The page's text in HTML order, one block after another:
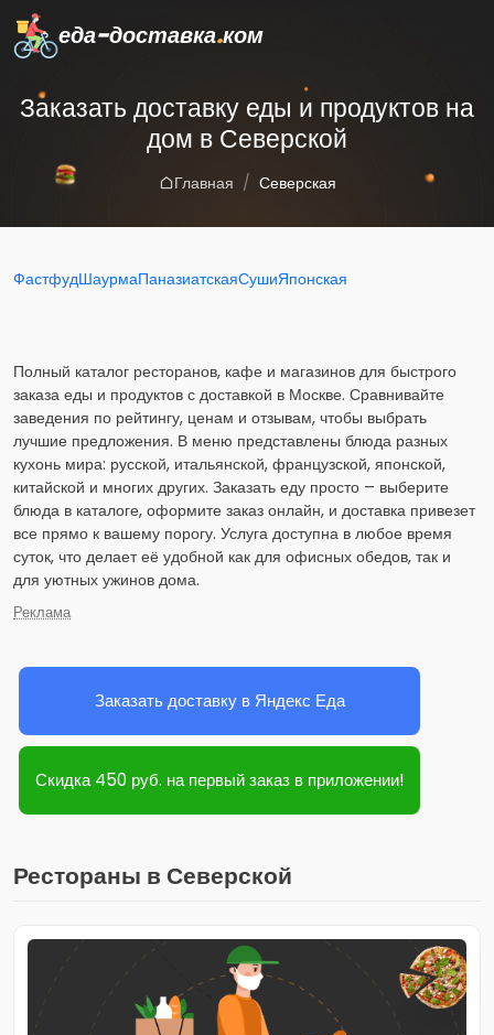
еда-доставка.ком
Заказать доставку еды и продуктов на
дом в Северской
Главная Северская
ФастфудШаурмаПаназиатскаяСушиЯпонская
Полный каталог ресторанов, кафе и магазинов для быстрого
заказа еды и продуктов с доставкой в Москве. Сравнивайте
заведения по рейтингу, ценам и отзывам, чтобы выбрать
лучшие предложения. В меню представлены блюда разных
кухонь мира: русской, итальянской, французской, японской,
китайской и многих других. Заказать еду просто – выберите
блюда в каталоге, оформите заказ онлайн, и доставка привезет
все прямо к вашему порогу. Услуга доступна в любое время
суток, что делает её удобной как для офисных обедов, так и
для уютных ужинов дома.
Реклама
Заказать доставку в Яндекс Еда
Скидка 450 руб. на первый заказ в приложении!
Рестораны в Северской